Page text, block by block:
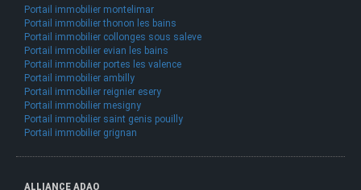
Portail immobilier montelimar
Portail immobilier thonon les bains
Portail immobilier collonges sous saleve
Portail immobilier evian les bains
Portail immobilier portes les valence
Portail immobilier ambilly
Portail immobilier reignier esery
Portail immobilier mesigny
Portail immobilier saint genis pouilly
Portail immobilier grignan
ALLIANCE ADAO